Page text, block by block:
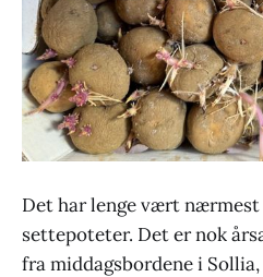
Det har lenge vært
settepoteter. Det er nok
fra middagsbordene i